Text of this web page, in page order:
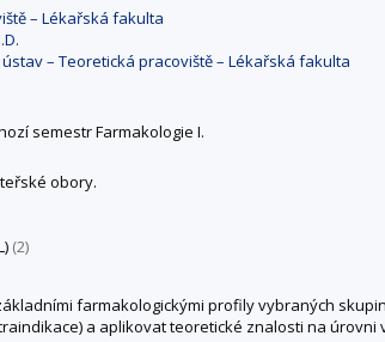
– Lékařská fakulta
– Teoretická pracoviště – Lékařská fakulta
semestr Farmakologie I.
obory.
(2)
farmakologickými profily vybraných
a aplikovat teoretické znalosti na